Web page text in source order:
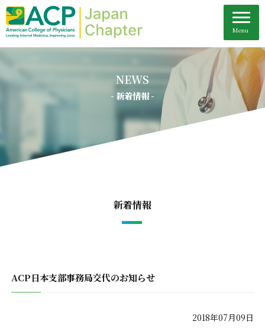
NEWS
- 新着情報 -
新着情報
ACP日本支部事務局交代のお知らせ
2018年07月09日